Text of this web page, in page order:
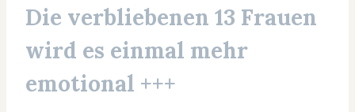
Die verbliebenen 13 Frauen
wird es einmal mehr
emotional +++